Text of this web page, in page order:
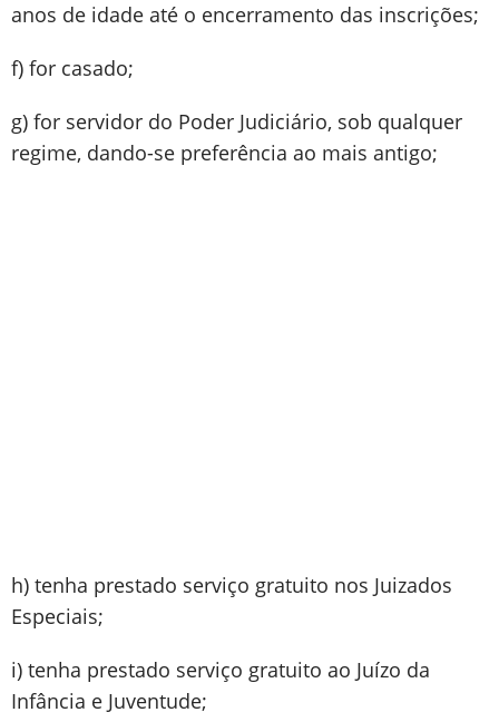
anos de idade até o encerramento das inscrições;
f) for casado;
g) for servidor do Poder Judiciário, sob qualquer
regime, dando-se preferência ao mais antigo;
h) tenha prestado serviço gratuito nos Juizados
Especiais;
i) tenha prestado serviço gratuito ao Juízo da
Infância e Juventude;